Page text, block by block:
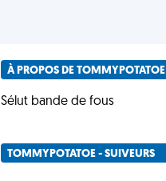
À PROPOS DE TOMMYPOTATOE
Sélut bande de fous
TOMMYPOTATOE - SUIVEURS